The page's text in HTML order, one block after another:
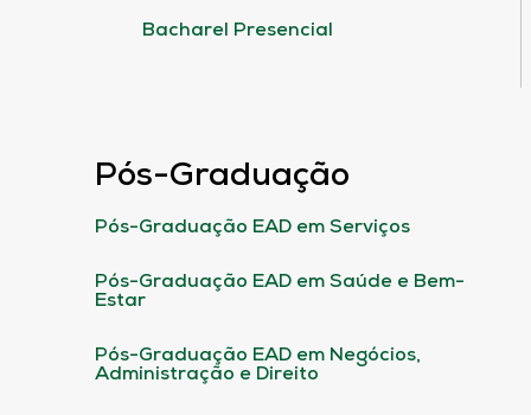
Bacharel Presencial
Pós-Graduação
Pós-Graduação EAD em Serviços
Pós-Graduação EAD em Saúde e Bem-
Estar
Pós-Graduação EAD em Negócios,
Administração e Direito